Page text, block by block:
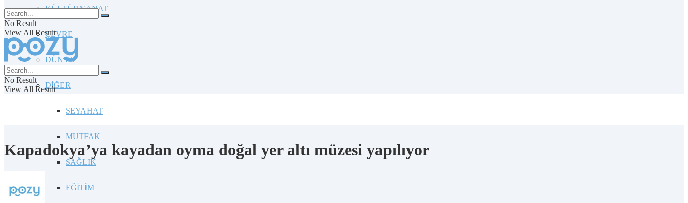
KÜLTÜR/SANAT
ÇEVRE
DÜNYA
DİĞER
SEYAHAT
MUTFAK
SAĞLIK
EĞİTİM
No Result
View All Result
No Result
View All Result
Kapadokya’ya kayadan oyma doğal yer altı müzesi yapılıyor